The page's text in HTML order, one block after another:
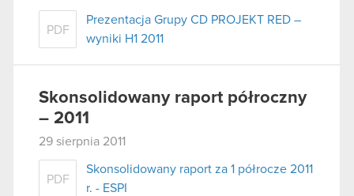
PDF
Prezentacja Grupy CD PROJEKT RED –
wyniki H1 2011
Skonsolidowany raport półroczny
– 2011
29 sierpnia 2011
PDF
Skonsolidowany raport za 1 półrocze 2011
r. - ESPI